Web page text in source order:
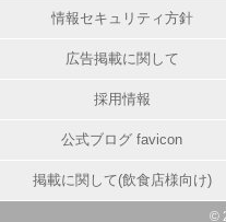
情報セキュリティ方針
広告掲載に関して
採用情報
公式ブログ favicon
掲載に関して(飲食店様向け)
©